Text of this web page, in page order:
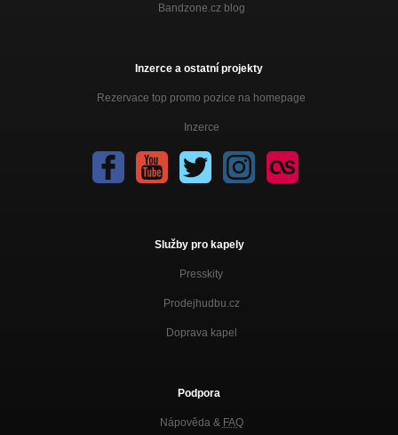
Bandzone.cz blog
Inzerce a ostatní projekty
Rezervace top promo pozice na homepage
Inzerce
Služby pro kapely
Presskity
Prodejhudbu.cz
Doprava kapel
Podpora
Nápověda & FAQ